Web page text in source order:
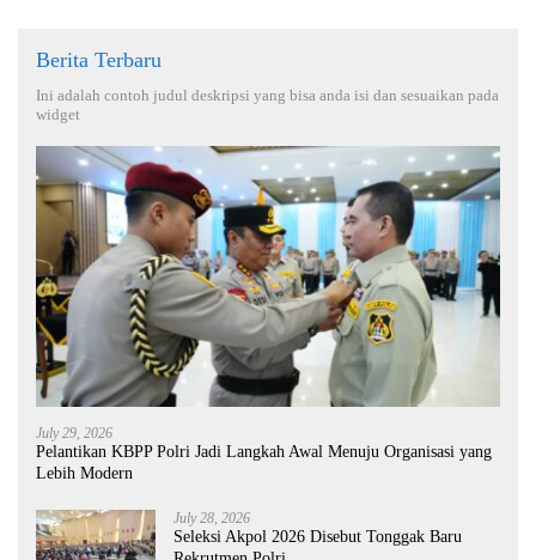
Berita Terbaru
Ini adalah contoh judul deskripsi yang bisa anda isi dan sesuaikan pada
widget
July 29, 2026
Pelantikan KBPP Polri Jadi Langkah Awal Menuju Organisasi yang
Lebih Modern
July 28, 2026
Seleksi Akpol 2026 Disebut Tonggak Baru